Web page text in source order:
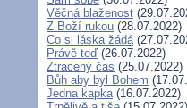
Věčná blaženost
Z Boží rukou (28.07.2022)
Co si láska žádá
Právě teď (26.07.2022)
Ztracený čas (25.07.2022)
Bůh aby byl Bohem
Jedna kapka(16.07.2022)